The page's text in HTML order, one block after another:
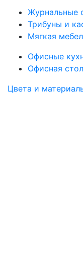
Журнальные
Трибуны и
Мягкая
Офисные
Офисная
Цвета и